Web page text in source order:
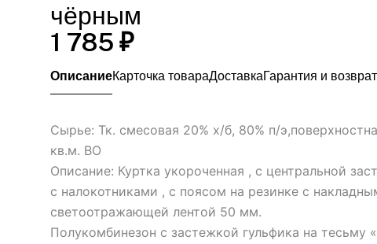
чёрным
1 785 ₽
ОписаниеКарточка товараДоставкаГарантия и возврат
Сырье: Тк. смесовая 20% х/б, 80% п/
кв.м. ВО
Описание: Куртка укороченная , с центральной
с налокотниками , с поясом на резинке с
светоотражающей лентой 50 мм.
Полукомбинезон с застежкой гульфика на тесьму